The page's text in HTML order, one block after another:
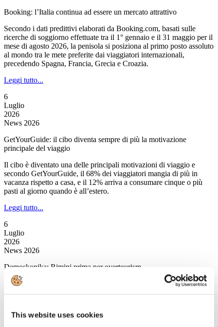
This website uses cookies
Booking: l’Italia continua ad essere un mercato attrattivo
Secondo i dati predittivi elaborati da Booking.com, basati sulle
ricerche di soggiorno effettuate tra il 1° gennaio e il 31 maggio per il
mese di agosto 2026, la penisola si posiziona al primo posto assoluto
al mondo tra le mete preferite dai viaggiatori internazionali,
precedendo Spagna, Francia, Grecia e Croazia.
Leggi tutto...
6
Luglio
2026
News 2026
GetYourGuide: il cibo diventa sempre di più la motivazione
principale del viaggio
Il cibo è diventato una delle principali motivazioni di viaggio e
secondo GetYourGuide, il 68% dei viaggiatori mangia di più in
vacanza rispetto a casa, e il 12% arriva a consumare cinque o più
pasti al giorno quando è all’estero.
Leggi tutto...
6
Luglio
2026
News 2026
Demoskopika: Rimini prima per overtourism
È Rimini a salire sul gradino più alto del podio nell’overtourism
concentrazioni urbane più elevate in assoluto.